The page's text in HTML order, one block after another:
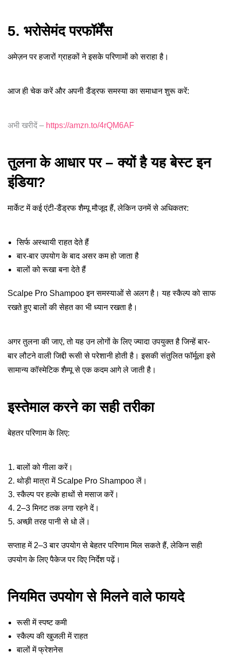
5. भरोसेमंद परफॉर्मेंस
अमेज़न पर हजारों ग्राहकों ने इसके परिणामों को सराहा है।
आज ही चेक करें और अपनी डैंड्रफ समस्या का समाधान शुरू करें:
अभी खरीदें – https://amzn.to/4rQM6AF
तुलना के आधार पर – क्यों है यह बेस्ट इन
इंडिया?
मार्केट में कई एंटी-डैंड्रफ शैम्पू मौजूद हैं, लेकिन उनमें से अधिकतर:
सिर्फ अस्थायी राहत देते हैं
बार-बार उपयोग के बाद असर कम हो जाता है
बालों को रूखा बना देते हैं
Scalpe Pro Shampoo इन समस्याओं से अलग है। यह स्कैल्प को साफ
रखते हुए बालों की सेहत का भी ध्यान रखता है।
अगर तुलना की जाए, तो यह उन लोगों के लिए ज्यादा उपयुक्त है जिन्हें बार-
बार लौटने वाली जिद्दी रूसी से परेशानी होती है। इसकी संतुलित फॉर्मूला इसे
सामान्य कॉस्मेटिक शैम्पू से एक कदम आगे ले जाती है।
इस्तेमाल करने का सही तरीका
बेहतर परिणाम के लिए:
बालों को गीला करें।
थोड़ी मात्रा में Scalpe Pro Shampoo लें।
स्कैल्प पर हल्के हाथों से मसाज करें।
2–3 मिनट तक लगा रहने दें।
अच्छी तरह पानी से धो लें।
सप्ताह में 2–3 बार उपयोग से बेहतर परिणाम मिल सकते हैं, लेकिन सही
उपयोग के लिए पैकेज पर दिए निर्देश पढ़ें।
नियमित उपयोग से मिलने वाले फायदे
रूसी में स्पष्ट कमी
स्कैल्प की खुजली में राहत
बालों में फ्रेशनेस